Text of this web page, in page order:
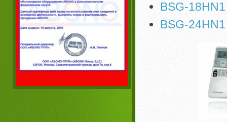
BSG-18HN1
BSG-24HN1